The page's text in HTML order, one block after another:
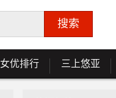
女优排行 三上悠亚